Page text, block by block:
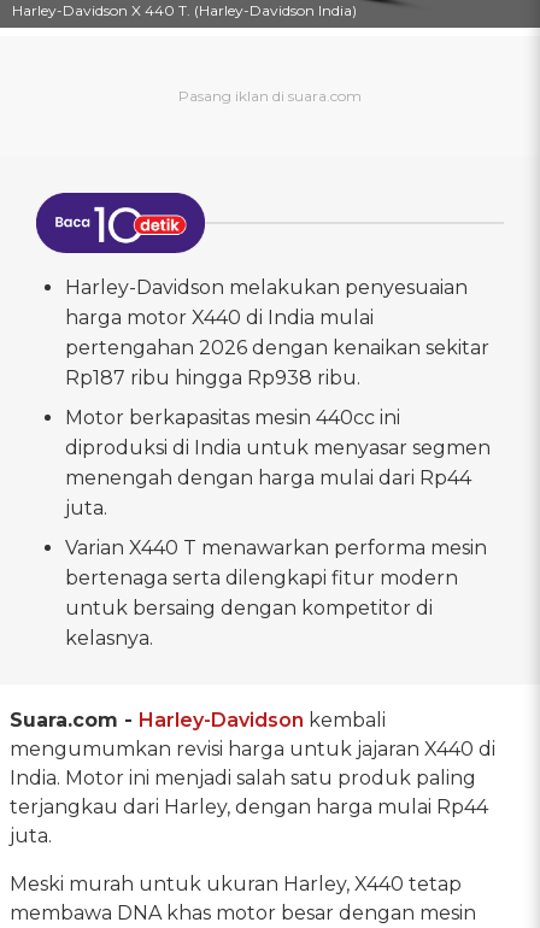
Harley-Davidson X 440 T. (Harley-Davidson India)
Harley-Davidson melakukan penyesuaian
harga motor X440 di India mulai
pertengahan 2026 dengan kenaikan sekitar
Rp187 ribu hingga Rp938 ribu.
Motor berkapasitas mesin 440cc ini
diproduksi di India untuk menyasar segmen
menengah dengan harga mulai dari Rp44
juta.
Varian X440 T menawarkan performa mesin
bertenaga serta dilengkapi fitur modern
untuk bersaing dengan kompetitor di
kelasnya.
Suara.com - Harley-Davidson kembali
mengumumkan revisi harga untuk jajaran X440 di
India. Motor ini menjadi salah satu produk paling
terjangkau dari Harley, dengan harga mulai Rp44
juta.
Meski murah untuk ukuran Harley, X440 tetap
membawa DNA khas motor besar dengan mesin